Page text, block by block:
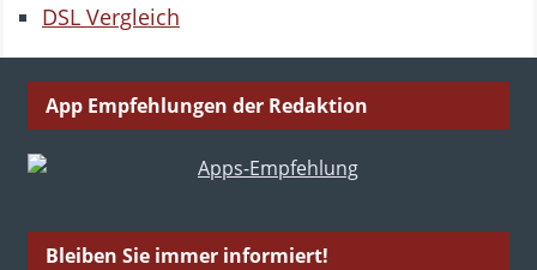
DSL Vergleich
App Empfehlungen der Redaktion
Bleiben Sie immer informiert!